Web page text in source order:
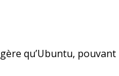
qu’Ubuntu, pouvant